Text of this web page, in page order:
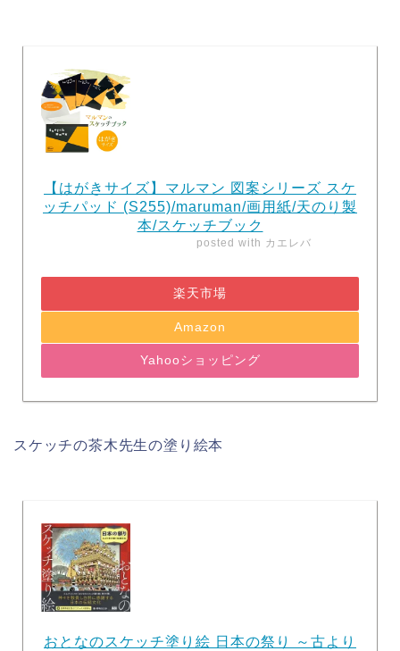
【はがきサイズ】マルマン 図案シリーズ スケ
ッチパッド (S255)/maruman/画用紙/天のり製
本/スケッチブック
posted with カエレバ
楽天市場
Amazon
Yahooショッピング
スケッチの茶木先生の塗り絵本
おとなのスケッチ塗り絵 日本の祭り ～古より